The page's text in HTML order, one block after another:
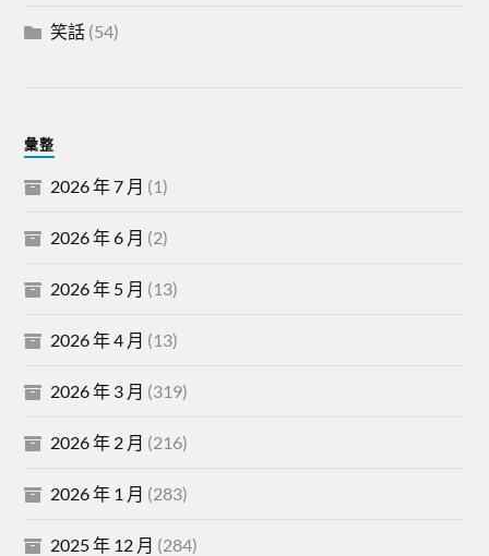
笑話 (54)
彙整
2026 年 7 月 (1)
2026 年 6 月 (2)
2026 年 5 月 (13)
2026 年 4 月 (13)
2026 年 3 月 (319)
2026 年 2 月 (216)
2026 年 1 月 (283)
2025 年 12 月 (284)